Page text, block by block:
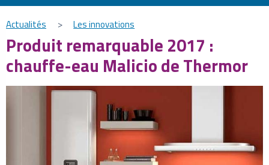
Actualités > Les innovations
Produit remarquable 2017 :
chauffe-eau Malicio de Thermor